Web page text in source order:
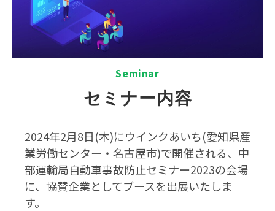
Seminar
セミナー内容
2024年2月8日(木)にウインクあいち(愛知県産
業労働センター・名古屋市)で開催される、中
部運輸局自動車事故防止セミナー2023の会場
に、協賛企業としてブースを出展いたしま
す。